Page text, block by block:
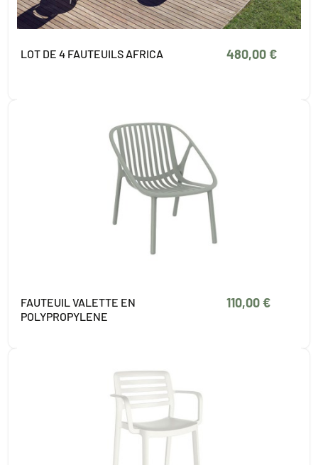
LOT DE 4 FAUTEUILS AFRICA 480,00 €
FAUTEUIL VALETTE EN
POLYPROPYLENE
110,00 €